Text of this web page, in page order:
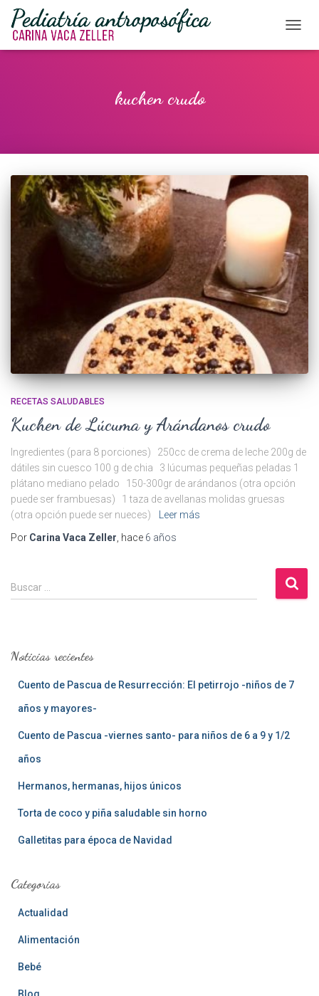
kuchen crudo
RECETAS SALUDABLES
Kuchen de Lúcuma y Arándanos crudo
Ingredientes (para 8 porciones) 250cc de crema de leche 200g de
dátiles sin cuesco 100 g de chia 3 lúcumas pequeñas peladas 1
plátano mediano pelado 150-300gr de arándanos (otra opción
puede ser frambuesas) 1 taza de avellanas molidas gruesas
(otra opción puede ser nueces)
Leer más
Por Carina Vaca Zeller , hace 6 años
B
u
r
Buscar …
Noticias recientes
Cuento de Pascua de Resurrección: El petirrojo -niños de 7
años y mayores-
Cuento de Pascua -viernes santo- para niños de 6 a 9 y 1/2
años
Hermanos, hermanas, hijos únicos
Torta de coco y piña saludable sin horno
Galletitas para época de Navidad
Categorias
Actualidad
Alimentación
Bebé
Blog